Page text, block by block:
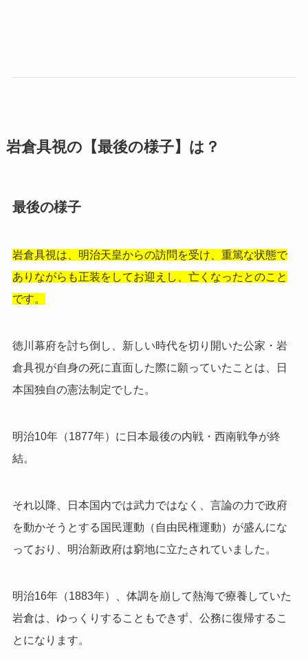
岩倉具視の【最後の様子】は？
最後の様子
岩倉具視は、明治天皇からの訪問を受け、重篤な状態で
ありながらも正装をしてお迎えし、亡くなったとのこと
です。
徳川幕府を討ち倒し、新しい時代を切り開いた公家・岩
倉具視が自身の死に直面した際に願っていたことは、日
本国独自の憲法制定でした。
明治10年（1877年）に日本最後の内戦・西南戦争が終
結。
それ以降、日本国内では武力ではなく、言論の力で政府
を動かそうとする国民運動（自由民権運動）が盛んにな
っており、明治新政府は窮地に立たされていました。
明治16年（1883年）、体調を崩して熱海で療養していた
岩倉は、ゆっくりすることもできず、公務に復帰するこ
とになります。